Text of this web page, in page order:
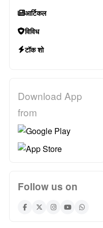
आर्टिकल
विविध
टॉक शो
Download App
from
Follow us on